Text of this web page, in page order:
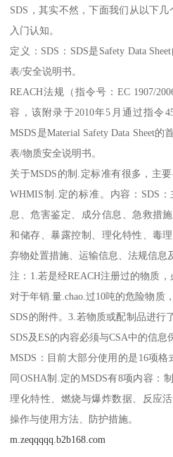
SDS，其实不然，下面我们从以下几
入门认知。
定义：SDS：SDS是Safety Data
表/安全说明书。
REACH法规（指令号：EC 1907/
容，该附录于2010年5月通过指令
MSDS是Material Safety Data Sheet
表/物质安全说明书。
关于MSDS的制.定标准有很多，主
WHMIS制.定的标准。内容：SDS
息、危害鉴定、成分信息、急救措
和储存、暴露控制、理化特性、毒
弃物处置措施、运输信息、法规信息
注：1.若是经REACH注册过的物质，
对于年销.量.chao.过10吨的危险物质
SDS的附件。3.若物质或配制品进行
SDS及ES的内容必须与CSA中的信息
MSDS：目前大部分使用的是16项格
同OSHA制.定的MSDS有8项内容：
理化特性、燃烧与爆炸数据、反应
操作与使用方法、防护措施。
m.zeqqqqq.b2b168.com